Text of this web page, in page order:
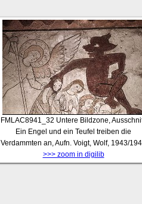
FMLAC8941_32 Untere Bildzone,
Ein Engel und ein Teufel treiben die
Verdammten an, Aufn. Voigt, Wolf, 1943/
>>> zoom in digilib